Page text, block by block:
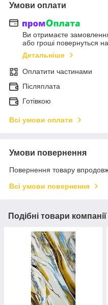
Умови оплати
Ви отримаєте
або гроші повернуться
Детальніше
Оплатити частинами
Післяплата
Готівкою
Всі умови оплати
Умови повернення
Повернення товару
Всі умови повернення
Подібні товари компанії